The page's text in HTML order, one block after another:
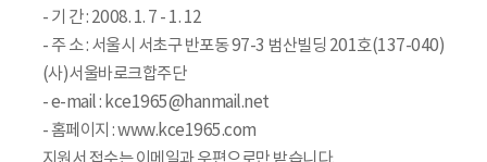
- 기 간 : 2008. 1. 7 - 1. 12
- 주 소 : 서울시 서초구 반포동 97-3 범산빌딩 201호(137-040)
(사)서울바로크합주단
- e-mail : kce1965@hanmail.net
- 홈페이지 : www.kce1965.com